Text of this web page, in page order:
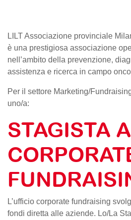
LILT Associazione provinciale
è una prestigiosa associazione
nell’ambito della prevenzione,
assistenza e ricerca in campo
Per il settore Marketing/
uno/a:
STAGISTA
L’ufficio corporate fundraising
fondi diretta alle aziende. Lo/La